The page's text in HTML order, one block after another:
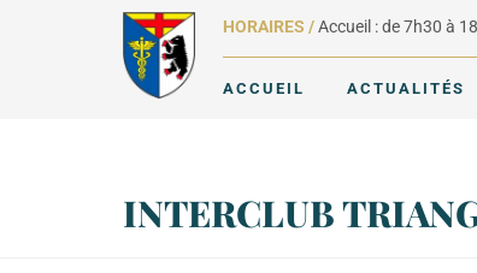
HORAIRES /Accueil : de 7h30 à
ACCUEIL ACTUALITÉS
INTERCLUB